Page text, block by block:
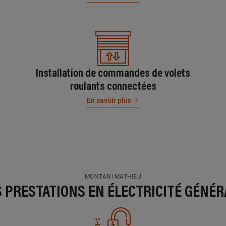
Installation de commandes de volets
roulants connectées
En savoir plus
MONTANI MATHIEU
PRESTATIONS EN ÉLECTRICITÉ